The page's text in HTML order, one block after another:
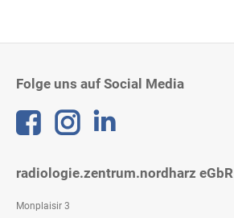
Folge uns auf Social Media
Linkedin
radiologie.zentrum.nordharz eGbR
Monplaisir 3